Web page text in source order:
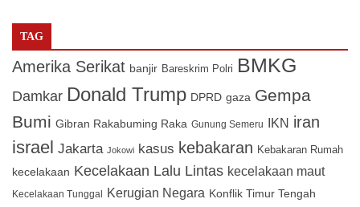
TAG
Amerika Serikat banjir Bareskrim Polri BMKG
Damkar Donald Trump DPRD gaza Gempa
Bumi Gibran Rakabuming Raka Gunung Semeru IKN iran
israel Jakarta Jokowi kasus kebakaran Kebakaran Rumah
kecelakaan Kecelakaan Lalu Lintas kecelakaan maut
Kecelakaan Tunggal Kerugian Negara Konflik Timur Tengah